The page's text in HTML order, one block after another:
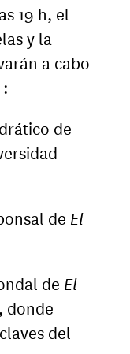
19 h, el
y la
a cabo
de
de El
de El
donde
del